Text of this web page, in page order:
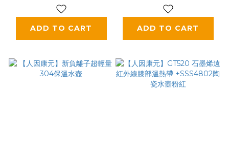
ADD TO CART ADD TO CART